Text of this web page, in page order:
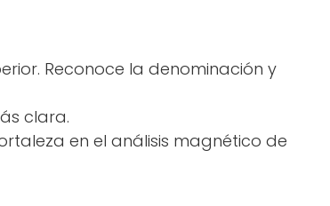
Reconoce la denominación y
clara.
en el análisis magnético de